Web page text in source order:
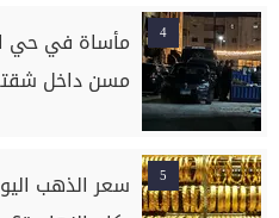
4
مأساة في حي
مسن داخل
5